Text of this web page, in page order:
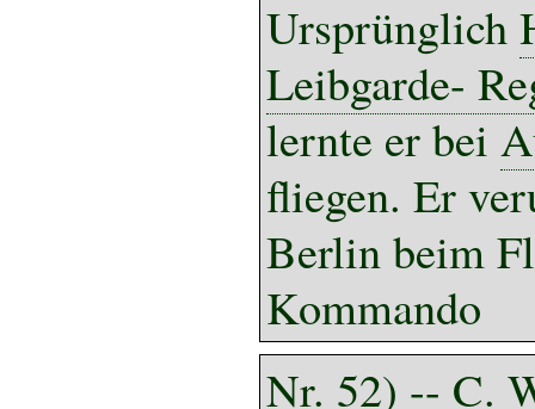
Ursprünglich
Leibgarde-
lernte er bei
fliegen. Er
Berlin beim
Kommando
Nr. 52) -- C.